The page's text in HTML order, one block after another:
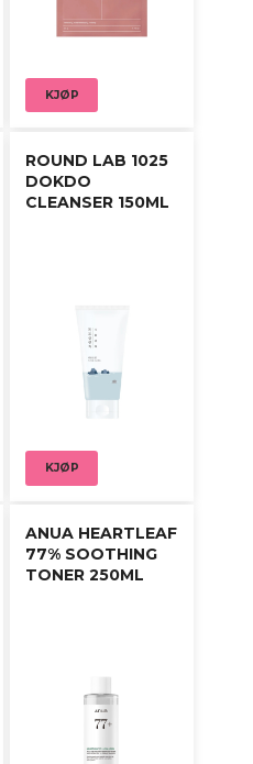
KJØP
ROUND LAB 1025
DOKDO
CLEANSER 150ML
KJØP
ANUA HEARTLEAF
77% SOOTHING
TONER 250ML